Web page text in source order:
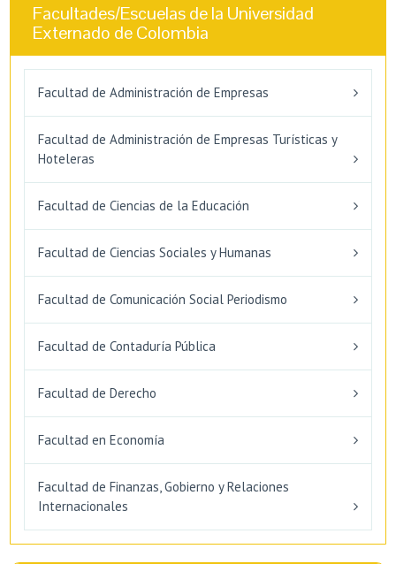
Facultades/Escuelas de la Universidad
Externado de Colombia
Facultad de Administración de Empresas
Facultad de Administración de Empresas Turísticas y
Hoteleras
Facultad de Ciencias de la Educación
Facultad de Ciencias Sociales y Humanas
Facultad de Comunicación Social Periodismo
Facultad de Contaduría Pública
Facultad de Derecho
Facultad en Economía
Facultad de Finanzas, Gobierno y Relaciones
Internacionales